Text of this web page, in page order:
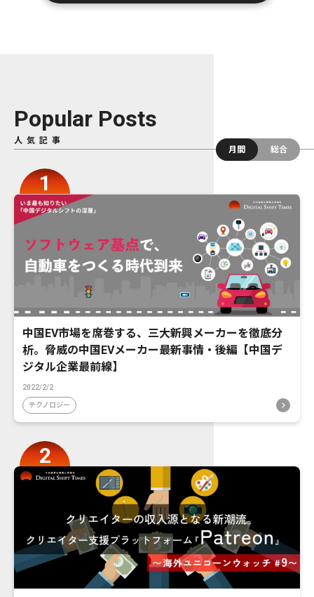
Popular Posts
人気記事
月間
総合
中国EV市場を席巻する、三大新興メーカーを徹底分
析。脅威の中国EVメーカー最新事情・後編【中国デ
ジタル企業最前線】
2022/2/2
テクノロジー